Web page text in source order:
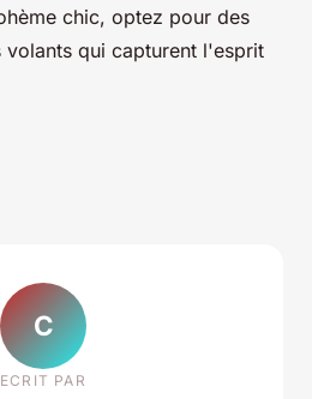
chic, optez pour des
volants qui capturent l'esprit
C
ECRIT PAR